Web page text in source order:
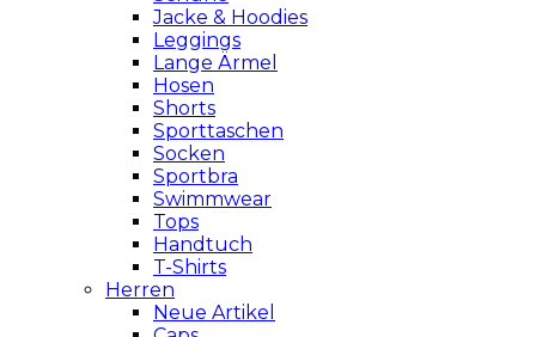
Jacke & Hoodies
Leggings
Lange Ärmel
Hosen
Shorts
Sporttaschen
Socken
Sportbra
Swimmwear
Tops
Handtuch
T-Shirts
Herren
Neue Artikel